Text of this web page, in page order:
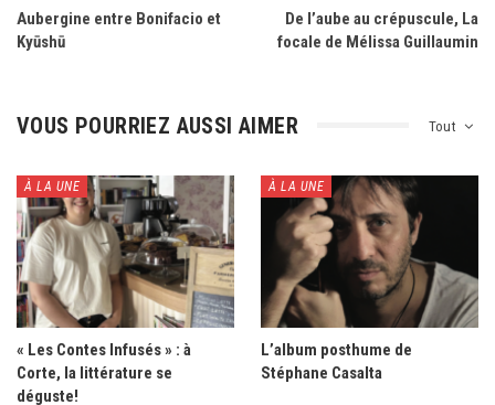
Aubergine entre Bonifacio et
Kyūshū
De l’aube au crépuscule, La
focale de Mélissa Guillaumin
Tout
VOUS POURRIEZ AUSSI AIMER
À LA UNE
« Les Contes Infusés » : à
Corte, la littérature se
déguste!
À LA UNE
L’album posthume de
Stéphane Casalta